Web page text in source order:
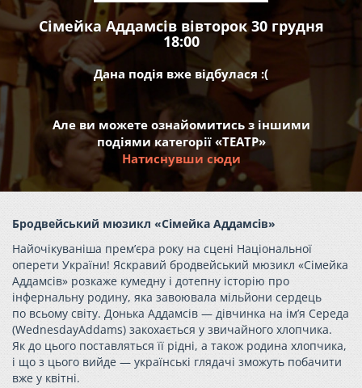
Сімейка Аддамсів вівторок 30 грудня
18:00
Дана подія вже відбулася :(
Але ви можете ознайомитись з іншими
подіями категорії «ТЕАТР»
Натиснувши сюди
Бродвейський мюзикл «Сімейка Аддамсів»
Найочікуваніша прем’єра року на сцені Національної
оперети України! Яскравий бродвейський мюзикл «Сімейка
Аддамсів» розкаже кумедну і дотепну історію про
інфернальну родину, яка завоювала мільйони сердець
по всьому світу. Донька Аддамсів — дівчинка на ім’я Середа
(WednesdayAddams) закохається у звичайного хлопчика.
Як до цього поставляться її рідні, а також родина хлопчика,
і що з цього вийде — українські глядачі зможуть побачити
вже у квітні.